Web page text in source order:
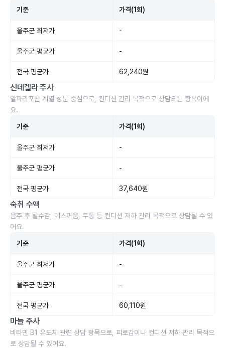
기준 가격(1회)
울주군 최저가 -
울주군 평균가 -
전국 평균가 62,240원
신데렐라 주사
알파리포산 계열 성분 중심으로, 컨디션 관리 목적으로 상담되는 항목이에
요.
기준 가격(1회)
울주군 최저가 -
울주군 평균가 -
전국 평균가 37,640원
숙취 수액
음주 후 탈수감, 메스꺼움, 두통 등 컨디션 저하 관리 목적으로 상담될 수 있
어요.
기준 가격(1회)
울주군 최저가 -
울주군 평균가 -
전국 평균가 60,110원
마늘 주사
비타민 B1 유도체 관련 상담 항목으로, 피로감이나 컨디션 저하 관리 목적으
로 상담될 수 있어요.